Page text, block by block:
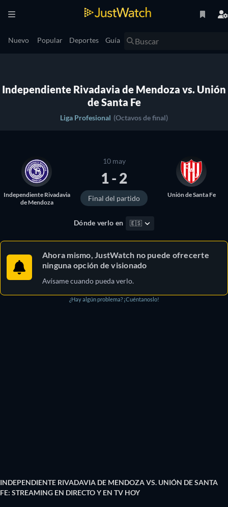
Nuevo Popular Deportes Guía
Independiente Rivadavia de Mendoza vs. Unión
de Santa Fe
Liga Profesional (Octavos de final)
Independiente Rivadavia
de Mendoza
10 may
1 - 2
Final del partido Unión de Santa Fe
Dónde verlo en 🇪🇸
Ahora mismo, JustWatch no puede ofrecerte
ninguna opción de visionado
Avísame cuando pueda verlo.
¿Hay algún problema? ¡Cuéntanoslo!
INDEPENDIENTE RIVADAVIA DE MENDOZA VS. UNIÓN DE SANTA
FE: STREAMING EN DIRECTO Y EN TV HOY